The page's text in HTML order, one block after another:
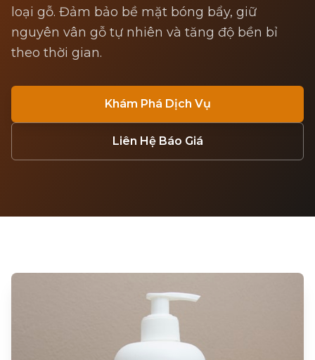
loại gỗ. Đảm bảo bề mặt bóng bẩy, giữ
nguyên vân gỗ tự nhiên và tăng độ bền bỉ
theo thời gian.
Khám Phá Dịch Vụ
Liên Hệ Báo Giá